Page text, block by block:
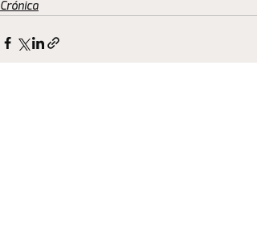
Crónica